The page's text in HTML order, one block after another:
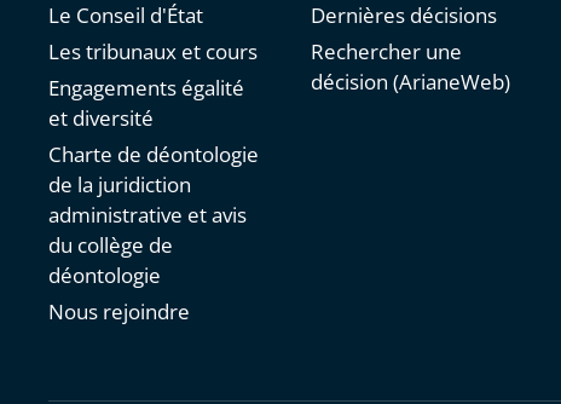
Le Conseil d'État
Les tribunaux et cours
Engagements égalité
et diversité
Charte de déontologie
de la juridiction
administrative et avis
du collège de
déontologie
Nous rejoindre
Dernières décisions
Rechercher une
décision (ArianeWeb)